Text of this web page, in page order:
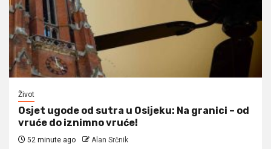
Život
Osjet ugode od sutra u Osijeku: Na granici – od
vruće do iznimno vruće!
52 minute ago Alan Srčnik